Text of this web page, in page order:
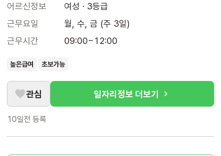
어르신정보
여성 · 3등급
근무요일
월, 수, 금 (주 3일)
근무시간
09:00~12:00
높은급여 초보가능
관심 일자리정보 더보기
10일전 등록